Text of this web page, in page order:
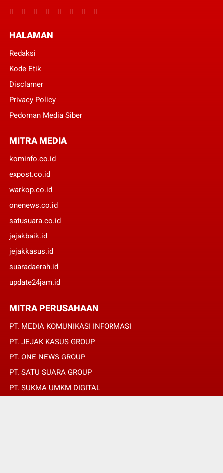
HALAMAN
Redaksi
Kode Etik
Disclamer
Privacy Policy
Pedoman Media Siber
MITRA MEDIA
kominfo.co.id
expost.co.id
warkop.co.id
onenews.co.id
satusuara.co.id
jejakbaik.id
jejakkasus.id
suaradaerah.id
update24jam.id
MITRA PERUSAHAAN
PT. MEDIA KOMUNIKASI INFORMASI
PT. JEJAK KASUS GROUP
PT. ONE NEWS GROUP
PT. SATU SUARA GROUP
PT. SUKMA UMKM DIGITAL